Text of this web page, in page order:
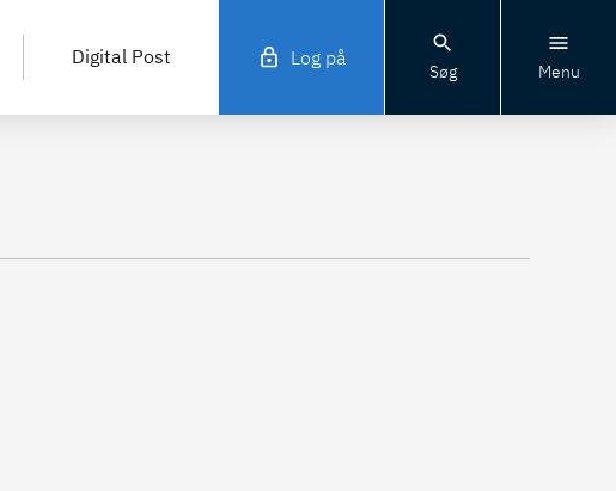
Digital Post Log på
Søg Menu